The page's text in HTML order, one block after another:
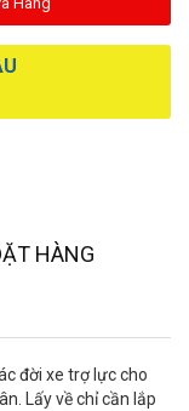
HÀNG
đời xe trợ lực cho
Lấy về chỉ cần lắp